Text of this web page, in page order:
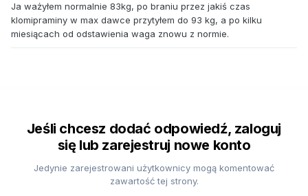
Ja ważyłem normalnie 83kg, po braniu przez jakiś czas
klomipraminy w max dawce przytyłem do 93 kg, a po kilku
miesiącach od odstawienia waga znowu z normie.
Jeśli chcesz dodać odpowiedź, zaloguj
się lub zarejestruj nowe konto
Jedynie zarejestrowani użytkownicy mogą komentować
zawartość tej strony.